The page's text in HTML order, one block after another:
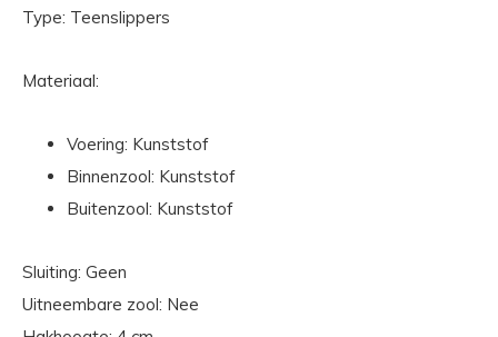
Type: Teenslippers
Materiaal:
Voering: Kunststof
Binnenzool: Kunststof
Buitenzool: Kunststof
Sluiting: Geen
Uitneembare zool: Nee